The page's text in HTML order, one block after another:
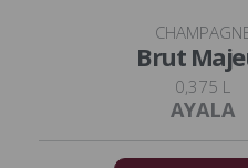
Brut
0,375 L
AYALA